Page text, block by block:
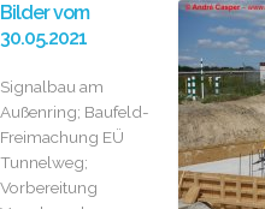
Bilder vom
30.05.2021
Signalbau am
Außenring; Baufeld-
Freimachung EÜ
Tunnelweg;
Vorbereitung